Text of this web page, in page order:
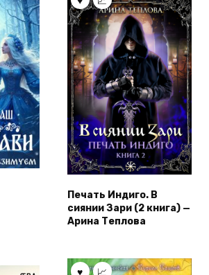
Печать Индиго. В
сиянии Зари (2 книга) —
Арина Теплова